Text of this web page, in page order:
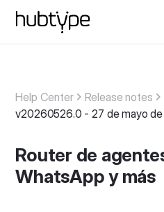
Help Center
Release notes
v20260526.0 - 27 de mayo
Router de
WhatsApp y más